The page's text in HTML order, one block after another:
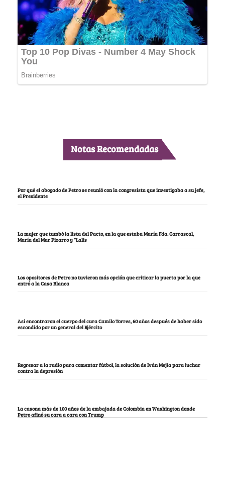
Notas Recomendadas
Por qué el abogado de Petro se reunió con la congresista que investigaba a su jefe,
el Presidente
La mujer que tumbó la lista del Pacto, en la que estaba María Fda. Carrascal,
María del Mar Pizarro y “Lalis
Los opositores de Petro no tuvieron más opción que criticar la puerta por la que
entró a la Casa Blanca
Así encontraron el cuerpo del cura Camilo Torres, 60 años después de haber sido
escondido por un general del Ejército
Regresar a la radio para comentar fútbol, la solución de Iván Mejía para luchar
contra la depresión
La casona más de 100 años de la embajada de Colombia en Washington donde
Petro afinó su cara a cara con Trump